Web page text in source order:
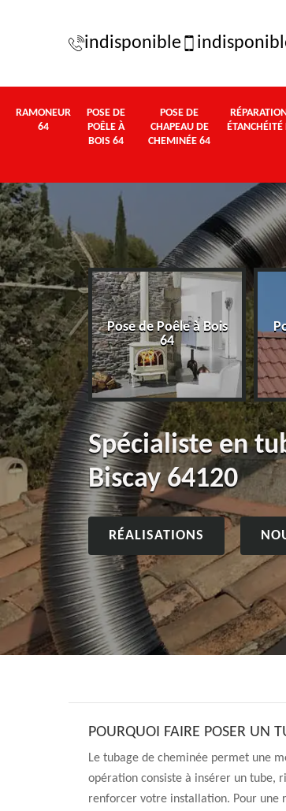
indisponible
RAMONEUR
64
POSE DE
POÊLE À
BOIS 64
POSE DE
CHAPEAU DE
CHEMINÉE 64
64
Pose de Poêle à Bois
64
Spécialiste en
Biscay 64120
RÉALISATIONS
POURQUOI FAIRE POSER UN
Le tubage de cheminée permet une
opération consiste à insérer un tube,
renforcer votre installation. Pour une